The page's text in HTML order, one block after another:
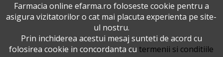
TERMENI SI CONDITII
POLITICA DE CONFIDENTIALITATE
Farmacia online efarma.ro foloseste cookie pentru a
asigura vizitatorilor o cat mai placuta experienta pe site-
ul nostru.
Prin inchiderea acestui mesaj sunteti de acord cu
folosirea cookie in concordanta cu termenii si conditiile